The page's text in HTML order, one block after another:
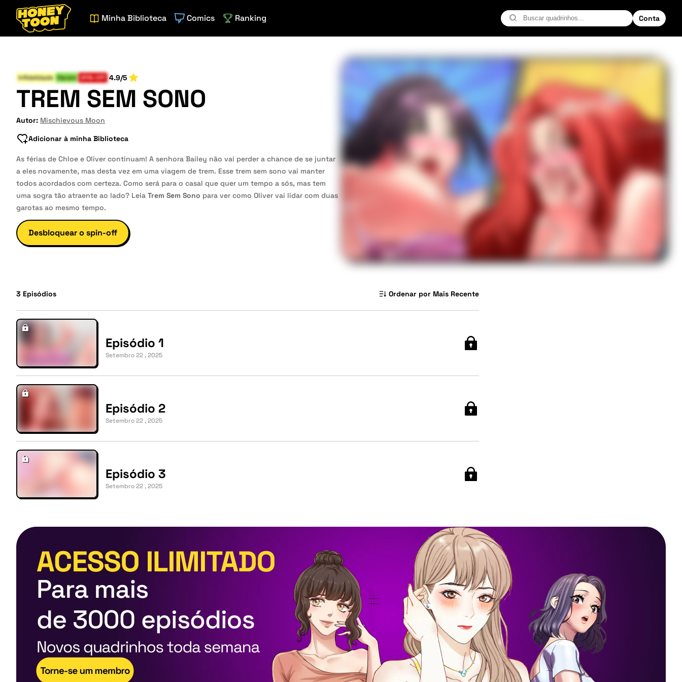
Conta
Minha Biblioteca Comics Ranking
Infidelidade Harem SPIN-OFF 4.9/5
TREM SEM SONO
Autor: Mischievous Moon
Adicionar à minha Biblioteca
As férias de Chloe e Oliver continuam! A senhora Bailey não vai perder a chance de se juntar
a eles novamente, mas desta vez em uma viagem de trem. Esse trem sem sono vai manter
todos acordados com certeza. Como será para o casal que quer um tempo a sós, mas tem
uma sogra tão atraente ao lado? Leia Trem Sem Sono para ver como Oliver vai lidar com duas
garotas ao mesmo tempo.
Desbloquear o spin-off
3 Episódios Ordenar por Mais Recente
Episódio 1
Setembro 22 , 2025
Episódio 2
Setembro 22 , 2025
Episódio 3
Setembro 22 , 2025